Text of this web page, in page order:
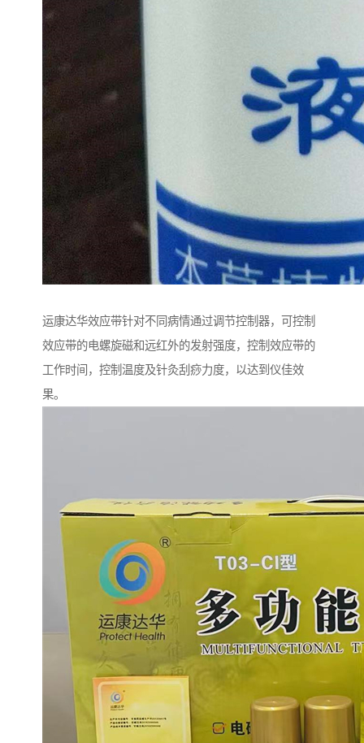
运康达华效应带针对不同病情通过调节控制器，可控制
效应带的电螺旋磁和远红外的发射强度，控制效应带的
工作时间，控制温度及针灸刮痧力度，以达到仪佳效
果。